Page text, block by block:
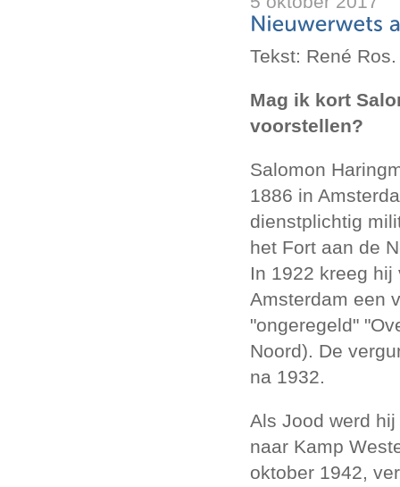
Tekst: René Ros.
Mag ik kort
voorstellen?
Salomon
1886 in
dienstplichtig
het Fort aan de
In 1922 kreeg
Amsterdam een
"ongeregeld"
Noord). De
na 1932.
Als Jood werd
naar Kamp
oktober 1942,